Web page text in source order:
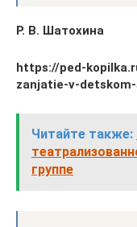
Р. В. Шатохина
https://ped-
zanjatie-v-
Читайте также:
группе